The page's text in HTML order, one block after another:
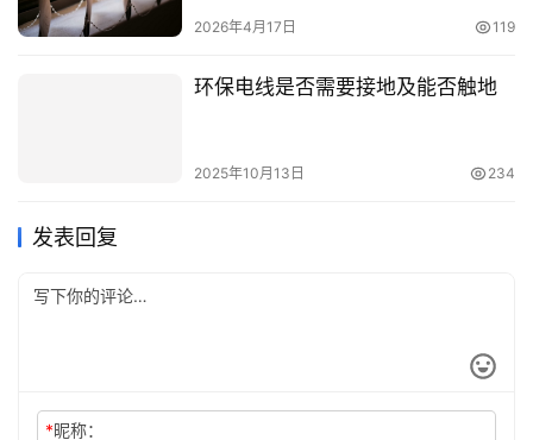
2026年4月17日 119
环保电线是否需要接地及能否触地
2025年10月13日 234
发表回复
*昵称：